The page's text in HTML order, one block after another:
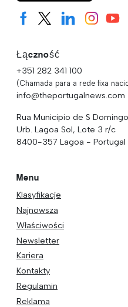
Łączność
+351 282 341 100
(Chamada para a rede fixa
info@theportugalnews.com
Rua Municipio de S
Urb. Lagoa Sol, Lote 3 r/c
8400-357 Lagoa - Portugal
Menu
Klasyfikacje
Najnowsza
Właściwości
Newsletter
Kariera
Kontakty
Regulamin
Reklama